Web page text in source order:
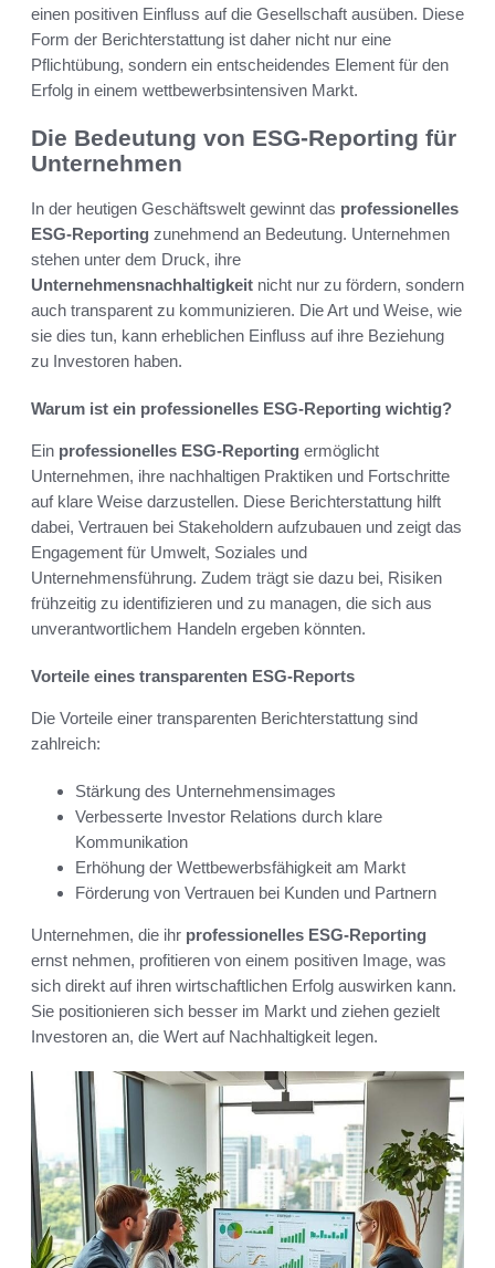
einen positiven Einfluss auf die Gesellschaft ausüben. Diese
Form der Berichterstattung ist daher nicht nur eine
Pflichtübung, sondern ein entscheidendes Element für den
Erfolg in einem wettbewerbsintensiven Markt.
Die Bedeutung von ESG-Reporting für
Unternehmen
In der heutigen Geschäftswelt gewinnt das professionelles
ESG-Reporting zunehmend an Bedeutung. Unternehmen
stehen unter dem Druck, ihre
Unternehmensnachhaltigkeit nicht nur zu fördern, sondern
auch transparent zu kommunizieren. Die Art und Weise, wie
sie dies tun, kann erheblichen Einfluss auf ihre Beziehung
zu Investoren haben.
Warum ist ein professionelles ESG-Reporting wichtig?
Ein professionelles ESG-Reporting ermöglicht
Unternehmen, ihre nachhaltigen Praktiken und Fortschritte
auf klare Weise darzustellen. Diese Berichterstattung hilft
dabei, Vertrauen bei Stakeholdern aufzubauen und zeigt das
Engagement für Umwelt, Soziales und
Unternehmensführung. Zudem trägt sie dazu bei, Risiken
frühzeitig zu identifizieren und zu managen, die sich aus
unverantwortlichem Handeln ergeben könnten.
Vorteile eines transparenten ESG-Reports
Die Vorteile einer transparenten Berichterstattung sind
zahlreich:
Stärkung des Unternehmensimages
Verbesserte Investor Relations durch klare
Kommunikation
Erhöhung der Wettbewerbsfähigkeit am Markt
Förderung von Vertrauen bei Kunden und Partnern
Unternehmen, die ihr professionelles ESG-Reporting
ernst nehmen, profitieren von einem positiven Image, was
sich direkt auf ihren wirtschaftlichen Erfolg auswirken kann.
Sie positionieren sich besser im Markt und ziehen gezielt
Investoren an, die Wert auf Nachhaltigkeit legen.